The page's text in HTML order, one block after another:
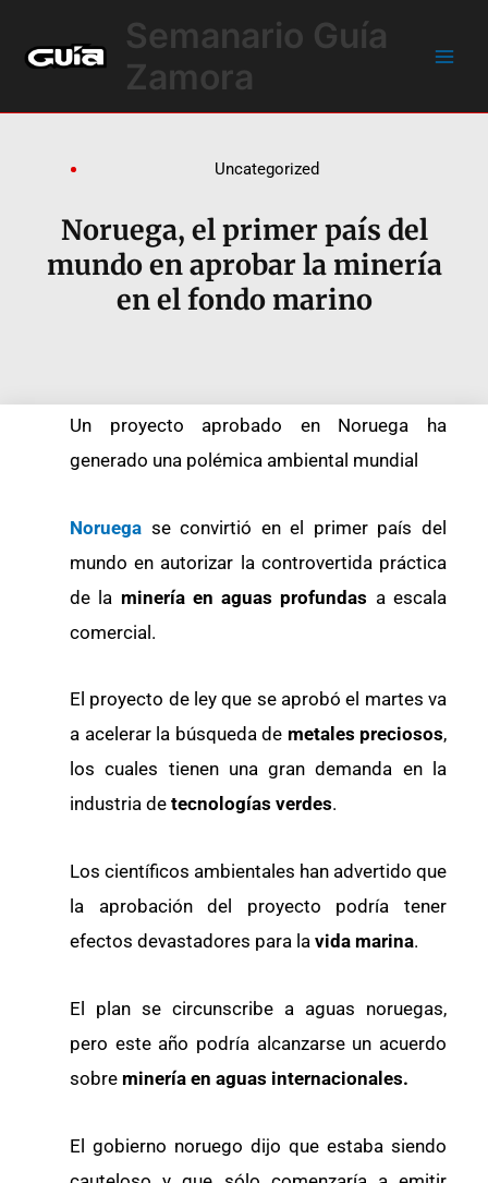
contenido
Semanario Guía
Zamora
Uncategorized
Noruega, el primer país del
mundo en aprobar la minería
en el fondo marino
Un proyecto aprobado en Noruega ha
generado una polémica ambiental mundial
Noruega se convirtió en el primer país del
mundo en autorizar la controvertida práctica
de la minería en aguas profundas a escala
comercial.
El proyecto de ley que se aprobó el martes va
a acelerar la búsqueda de metales preciosos,
los cuales tienen una gran demanda en la
industria de tecnologías verdes.
Los científicos ambientales han advertido que
la aprobación del proyecto podría tener
efectos devastadores para la vida marina.
El plan se circunscribe a aguas noruegas,
pero este año podría alcanzarse un acuerdo
sobre minería en aguas internacionales.
El gobierno noruego dijo que estaba siendo